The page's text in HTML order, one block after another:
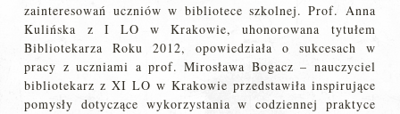
zainteresowań uczniów w bibliotece szkolnej. Prof. Anna
Kulińska z I LO w Krakowie, uhonorowana tytułem
Bibliotekarza Roku 2012, opowiedziała o sukcesach w
pracy z uczniami a prof. Mirosława Bogacz – nauczyciel
bibliotekarz z XI LO w Krakowie przedstawiła inspirujące
pomysły dotyczące wykorzystania w codziennej praktyce